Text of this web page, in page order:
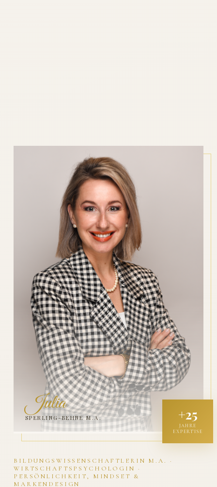
BILDUNGSWISSENSCHAFTLERIN M.A. ·
WIRTSCHAFTSPSYCHOLOGIN ·
PERSÖNLICHKEIT, MINDSET &
MARKENDESIGN
Julia
SPERLING-BEHNE M.A. +25
JAHRE
EXPERTISE